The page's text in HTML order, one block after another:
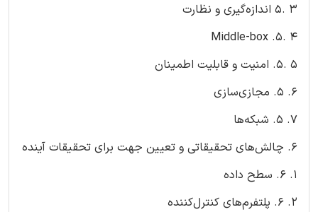
3 .5 اندازه‌گیری و نظارت
4 .5. Middle-box
5 .5. امنیت و قابلیت اطمینان
6. 5. مجازی‌سازی
7. 5. شبکه‌ها
6. چالش‌های تحقیقاتی و تعیین جهت برای تحقیقات آینده
1. 6. سطح داده
2. 6. پلتفرم‌های کنترل‌کننده